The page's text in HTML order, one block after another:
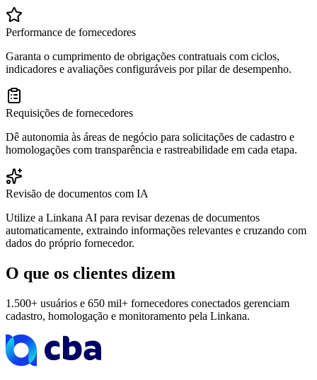
Performance de fornecedores
Garanta o cumprimento de obrigações contratuais com ciclos,
indicadores e avaliações configuráveis por pilar de desempenho.
Requisições de fornecedores
Dê autonomia às áreas de negócio para solicitações de cadastro e
homologações com transparência e rastreabilidade em cada etapa.
Revisão de documentos com IA
Utilize a Linkana AI para revisar dezenas de documentos
automaticamente, extraindo informações relevantes e cruzando com
dados do próprio fornecedor.
O que os clientes dizem
1.500+ usuários e 650 mil+ fornecedores conectados gerenciam
cadastro, homologação e monitoramento pela Linkana.